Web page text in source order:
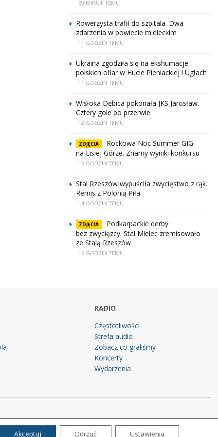
59 MINUT TEMU
Rowerzysta trafił do szpitala. Dwa
zdarzenia w powiecie mieleckim
11 GODZIN TEMU
Ukraina zgodziła się na ekshumacje
polskich ofiar w Hucie Pieniackiej i Ugłach
11 GODZIN TEMU
Wisłoka Dębica pokonała JKS Jarosław.
Cztery gole po przerwie
12 GODZIN TEMU
ZDJĘCIA
Rockowa Noc Summer GIG
na Lisiej Górze. Znamy wyniki konkursu
13 GODZIN TEMU
Stal Rzeszów wypuściła zwycięstwo z rąk.
Remis z Polonią Piła
14 GODZIN TEMU
ZDJĘCIA
Podkarpackie derby
bez zwycięzcy. Stal Mielec zremisowała
ze Stalą Rzeszów
16 GODZIN TEMU
RADIO
Częstotliwości
Strefa audio
Zobacz co graliśmy
Koncerty
Wydarzenia
Akceptuj Odrzuć Ustawienia